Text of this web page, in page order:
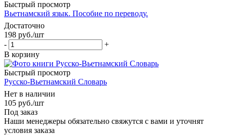
Быстрый просмотр
Вьетнамский язык. Пособие по переводу.
Достаточно
198 руб./шт
-
+
В корзину
Быстрый просмотр
Русско-Вьетнамский Словарь
Нет в наличии
105 руб./шт
Под заказ
Наши менеджеры обязательно свяжутся с вами и уточнят
условия заказа